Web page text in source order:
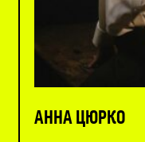
АННА ЦЮРКО